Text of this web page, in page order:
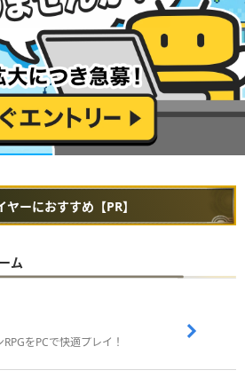
ーにおすすめ【PR】
ム
をPCで快適プレイ！